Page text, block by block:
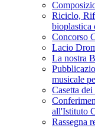
Riciclo,
bioplastica
Concorso
Lacio
La nostra
musicale
Casetta
all'Istituto
Rassegna